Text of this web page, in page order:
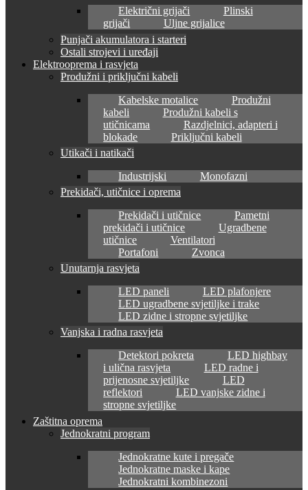
Električni grijači
Plinski
grijači
Uljne grijalice
Punjači akumulatora i starteri
Ostali strojevi i uređaji
Elektrooprema i rasvjeta
Produžni i priključni kabeli
Kabelske motalice
Produžni
kabeli
Produžni kabeli s
utičnicama
Razdjelnici, adapteri i
blokade
Priključni kabeli
Utikači i natikači
Industrijski
Monofazni
Prekidači, utičnice i oprema
Prekidači i utičnice
Pametni
prekidači i utičnice
Ugradbene
utičnice
Ventilatori
Portafoni
Zvonca
Unutarnja rasvjeta
LED paneli
LED plafonjere
LED ugradbene svjetiljke i trake
LED zidne i stropne svjetiljke
Vanjska i radna rasvjeta
Detektori pokreta
LED highbay
i ulična rasvjeta
LED radne i
prijenosne svjetiljke
LED
reflektori
LED vanjske zidne i
stropne svjetiljke
Zaštitna oprema
Jednokratni program
Jednokratne kute i pregače
Jednokratne maske i kape
Jednokratni kombinezoni